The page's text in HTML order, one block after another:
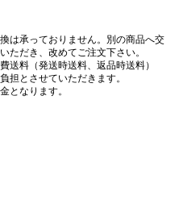
は承っておりません。別の商品へ交
ただき、改めてご注文下さい。
送料（発送時送料、返品時送料）
担とさせていただきます。
となります。